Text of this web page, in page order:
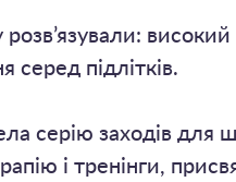
високий
серед підлітків.
серію заходів для
і тренінги,